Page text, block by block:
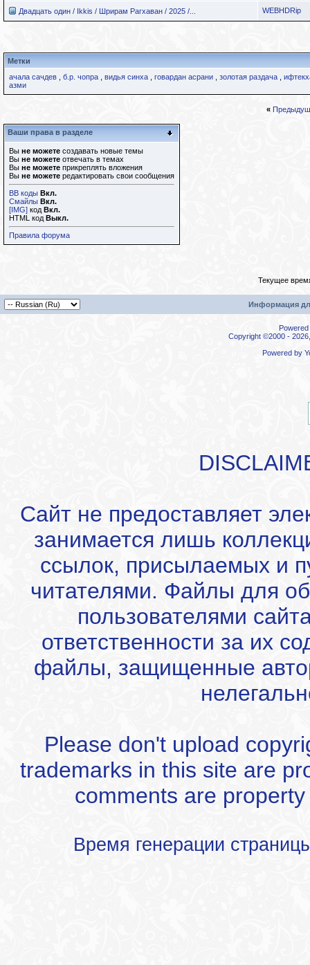
Двадцать один / Ikkis / Шрирам Рагхаван / 2025 /... WEBHDRip
Метки
ачала сачдев
б.р. чопра видья синха говардан асрани золотая раздача
азми
«
Ваши права в разделе
Вы не можете создавать новые темы
Вы не можете отвечать в темах
Вы не можете прикреплять вложения
Вы не можете редактировать свои сообщения
BB коды Вкл.
Смайлы Вкл.
[IMG] код Вкл.
HTML код Выкл.
Правила форума
Текущее
Информация
Copyright ©2000 -
Powered by
Сайт не предоставляет
занимается лишь
ссылок, присылаемых и
читателями. Файлы для
пользователями
ответственности за их
файлы, защищенные
Please don't upload
trademarks in this site are
comments are
Время генерации